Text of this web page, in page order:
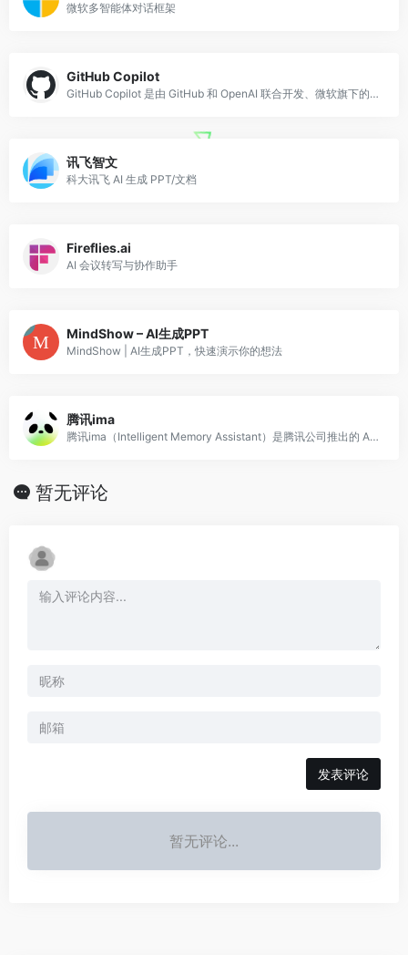
微软多智能体对话框架
GitHub Copilot
GitHub Copilot 是由 GitHub 和 OpenAI 联合开发、微软旗下的 AI 编程辅助工具，于 2021 年推出，是最早大规模商用的 AI 代
讯飞智文
科大讯飞 AI 生成 PPT/文档
Fireflies.ai
AI 会议转写与协作助手
MindShow – AI生成PPT
MindShow | AI生成PPT，快速演示你的想法
腾讯ima
腾讯ima（Intelligent Memory Assistant）是腾讯公司推出的 AI 知识管理与智能问答平台，核心功能是帮助用户建立个人或团队的 AI
暂无评论
发表评论
暂无评论...